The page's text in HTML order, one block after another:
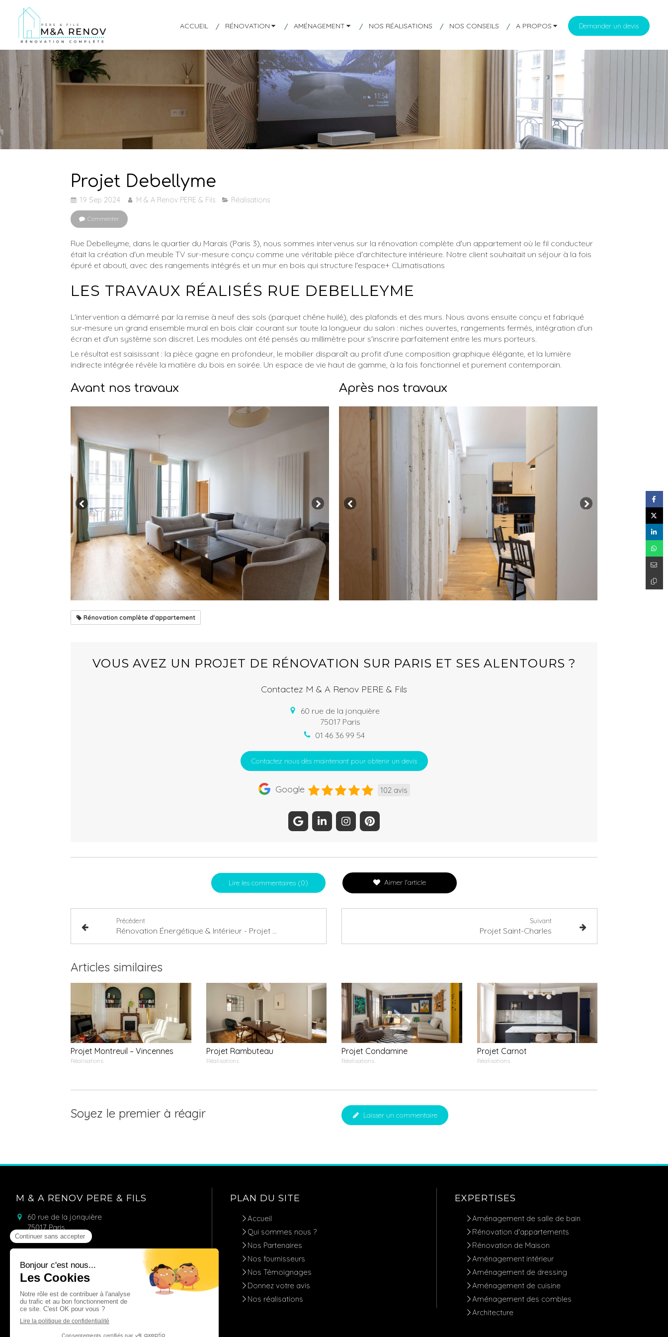
ACCUEIL RÉNOVATION AMÉNAGEMENT NOS RÉALISATIONS NOS CONSEILS A PROPOS Demander un devis
Projet Debellyme
19 Sep 2024 M & A Renov PERE & Fils Réalisations
Commenter
Rue Debelleyme, dans le quartier du Marais (Paris 3), nous sommes intervenus sur la rénovation complète d'un appartement où le fil conducteur
était la création d'un meuble TV sur-mesure conçu comme une véritable pièce d'architecture intérieure. Notre client souhaitait un séjour à la fois
épuré et abouti, avec des rangements intégrés et un mur en bois qui structure l'espace+ CLimatisations
LES TRAVAUX RÉALISÉS RUE DEBELLEYME
L'intervention a démarré par la remise à neuf des sols (parquet chêne huilé), des plafonds et des murs. Nous avons ensuite conçu et fabriqué
sur-mesure un grand ensemble mural en bois clair courant sur toute la longueur du salon : niches ouvertes, rangements fermés, intégration d'un
écran et d'un système son discret. Les modules ont été pensés au millimètre pour s'inscrire parfaitement entre les murs porteurs.
Le résultat est saisissant : la pièce gagne en profondeur, le mobilier disparaît au profit d'une composition graphique élégante, et la lumière
indirecte intégrée révèle la matière du bois en soirée. Un espace de vie haut de gamme, à la fois fonctionnel et purement contemporain.
Avant nos travaux Après nos travaux
Rénovation complète d'appartement
VOUS AVEZ UN PROJET DE RÉNOVATION SUR PARIS ET SES ALENTOURS ?
Contactez M & A Renov PERE & Fils
60 rue de la jonquière
75017 Paris
01 46 36 99 54
Contactez nous dès maintenant pour obtenir un devis
Google 102 avis
Lire les commentaires (0) Aimer l'article
Précédent
Rénovation Énergétique & Intérieur - Projet Vignerons
Suivant
Projet Saint-Charles
Articles similaires
Projet Montreuil – Vincennes
Réalisations
Projet Rambuteau
Réalisations
Projet Condamine
Réalisations
Projet Carnot
Réalisations
Soyez le premier à réagir Laisser un commentaire
M & A RENOV PERE & FILS
60 rue de la jonquière
75017 Paris
07 67 15 68 89
Demander un devis
PLAN DU SITE
Accueil
Qui sommes nous ?
Nos Partenaires
Nos fournisseurs
Nos Témoignages
Donnez votre avis
Nos réalisations
EXPERTISES
Aménagement de salle de bain
Rénovation d'appartements
Rénovation de Maison
Aménagement intérieur
Aménagement de dressing
Aménagement de cuisine
Aménagement des combles
Architecture